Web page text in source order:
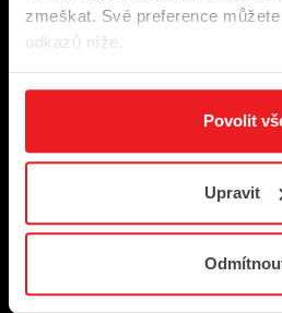
zmeškat. Své preference
odkazů níže.
Povolit
Upravit
Program